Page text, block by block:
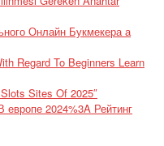
Онлайн Букмекера а
Regard To Beginners Learn
Sites Of 2025″
2024%3A Рейтинг